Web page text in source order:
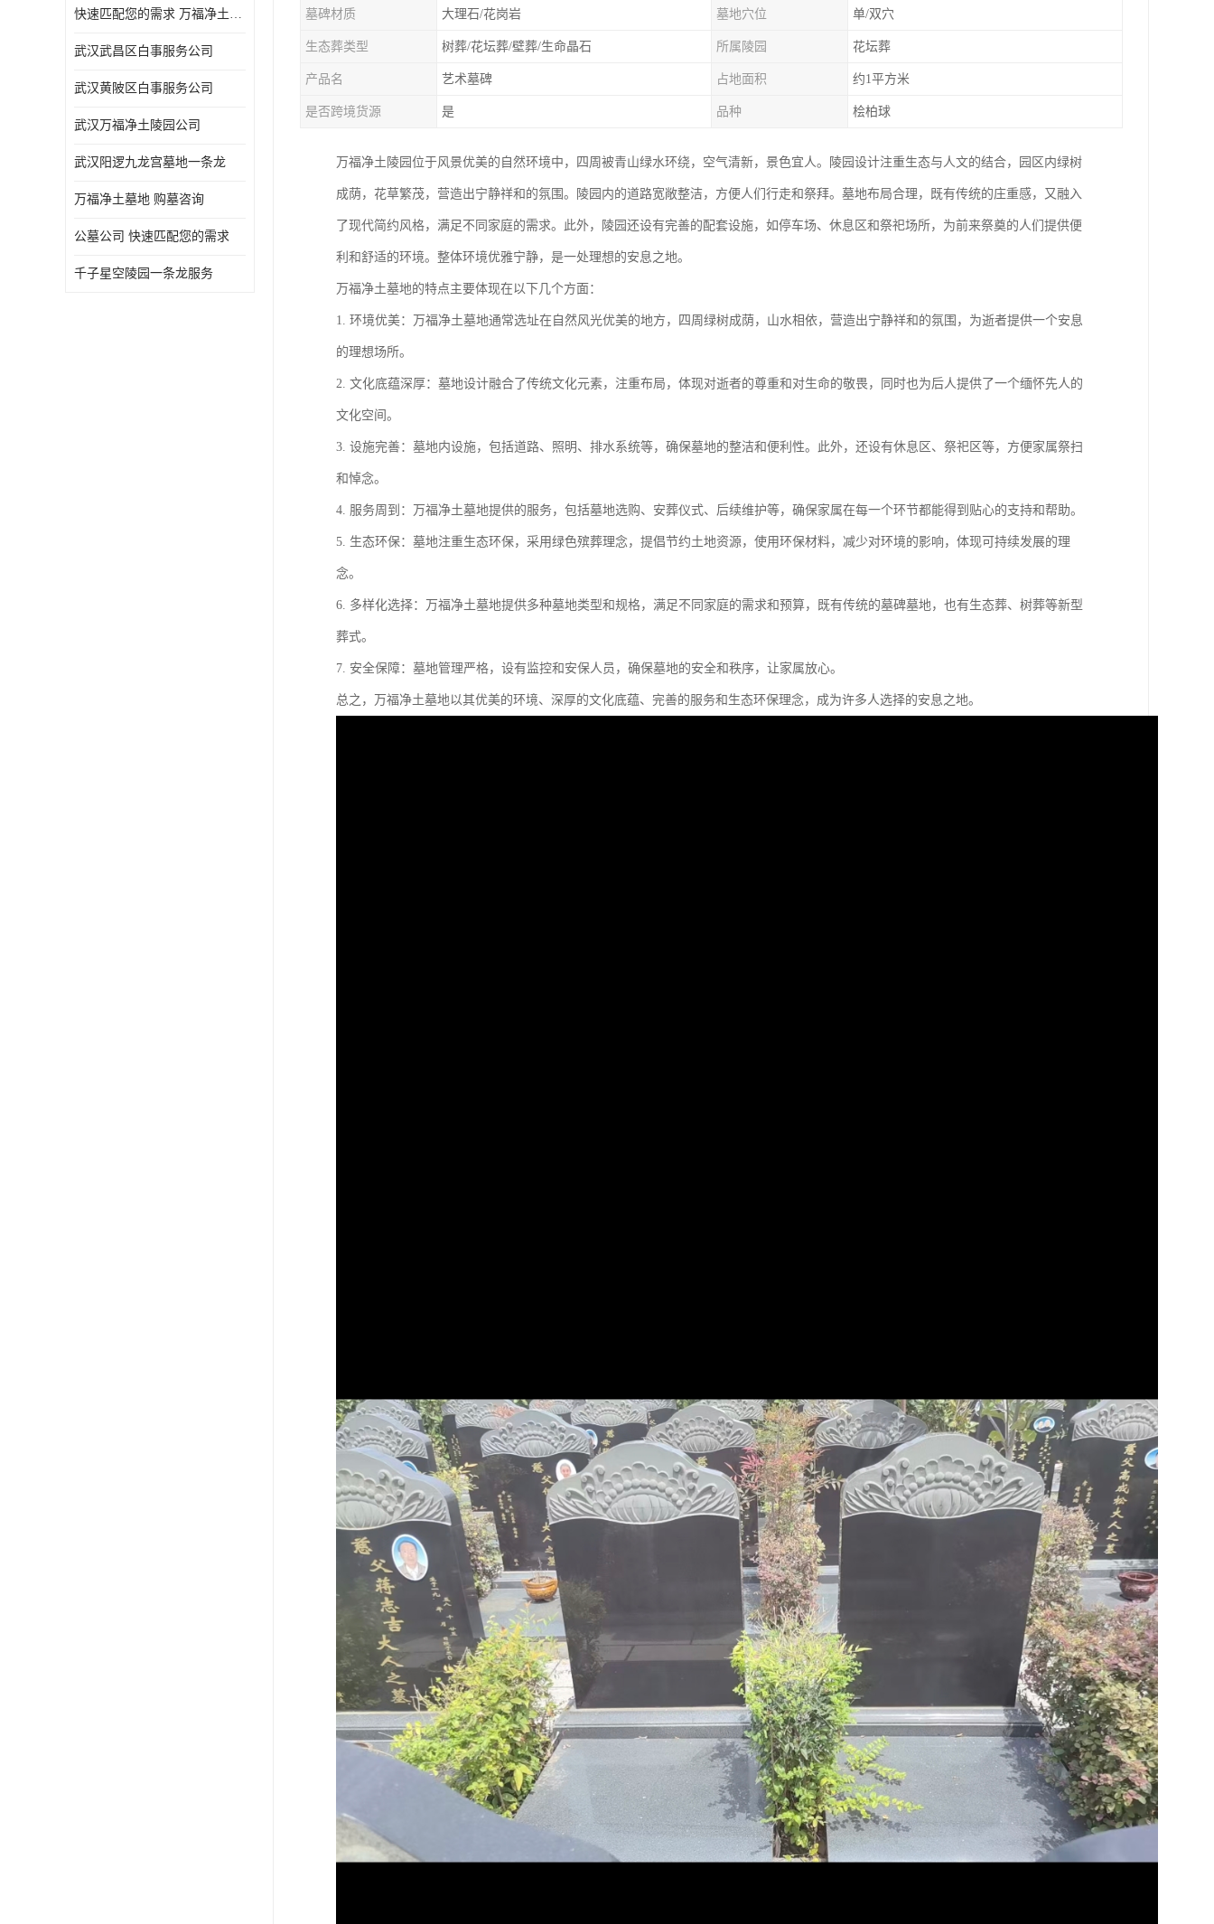
快速匹配您的需求 万福净土墓地流程
武汉武昌区白事服务公司
武汉黄陂区白事服务公司
武汉万福净土陵园公司
武汉阳逻九龙宫墓地一条龙
万福净土墓地 购墓咨询
公墓公司 快速匹配您的需求
千子星空陵园一条龙服务
墓碑材质 大理石/花岗岩 墓地穴位 单/双穴
生态葬类型 树葬/花坛葬/壁葬/生命晶石 所属陵园 花坛葬
产品名 艺术墓碑 占地面积 约1平方米
是否跨境货源 是 品种 桧柏球
万福净土陵园位于风景优美的自然环境中，四周被青山绿水环绕，空气清新，景色宜人。陵园设计注重生态与人文的结合，园区内绿树
成荫，花草繁茂，营造出宁静祥和的氛围。陵园内的道路宽敞整洁，方便人们行走和祭拜。墓地布局合理，既有传统的庄重感，又融入
了现代简约风格，满足不同家庭的需求。此外，陵园还设有完善的配套设施，如停车场、休息区和祭祀场所，为前来祭奠的人们提供便
利和舒适的环境。整体环境优雅宁静，是一处理想的安息之地。
万福净土墓地的特点主要体现在以下几个方面：
1. 环境优美：万福净土墓地通常选址在自然风光优美的地方，四周绿树成荫，山水相依，营造出宁静祥和的氛围，为逝者提供一个安息
的理想场所。
2. 文化底蕴深厚：墓地设计融合了传统文化元素，注重布局，体现对逝者的尊重和对生命的敬畏，同时也为后人提供了一个缅怀先人的
文化空间。
3. 设施完善：墓地内设施，包括道路、照明、排水系统等，确保墓地的整洁和便利性。此外，还设有休息区、祭祀区等，方便家属祭扫
和悼念。
4. 服务周到：万福净土墓地提供的服务，包括墓地选购、安葬仪式、后续维护等，确保家属在每一个环节都能得到贴心的支持和帮助。
5. 生态环保：墓地注重生态环保，采用绿色殡葬理念，提倡节约土地资源，使用环保材料，减少对环境的影响，体现可持续发展的理
念。
6. 多样化选择：万福净土墓地提供多种墓地类型和规格，满足不同家庭的需求和预算，既有传统的墓碑墓地，也有生态葬、树葬等新型
葬式。
7. 安全保障：墓地管理严格，设有监控和安保人员，确保墓地的安全和秩序，让家属放心。
总之，万福净土墓地以其优美的环境、深厚的文化底蕴、完善的服务和生态环保理念，成为许多人选择的安息之地。